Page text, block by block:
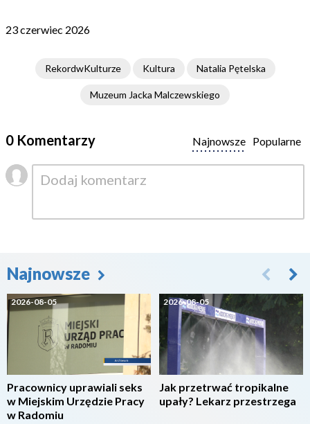
23 czerwiec 2026
RekordwKulturze Kultura Natalia Pętelska
Muzeum Jacka Malczewskiego
0 Komentarzy Popularne
Najnowsze
Najnowsze
2026-08-05
Pracownicy uprawiali seks
w Miejskim Urzędzie Pracy
w Radomiu
2026-08-05
Jak przetrwać tropikalne
upały? Lekarz przestrzega